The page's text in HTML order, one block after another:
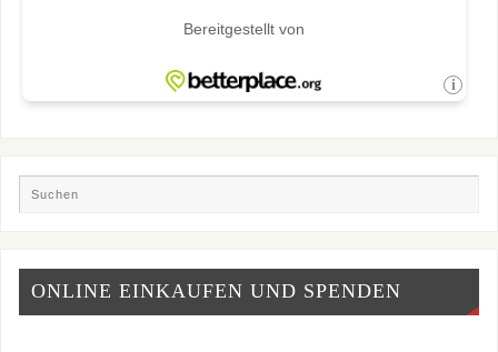
ONLINE EINKAUFEN UND SPENDEN